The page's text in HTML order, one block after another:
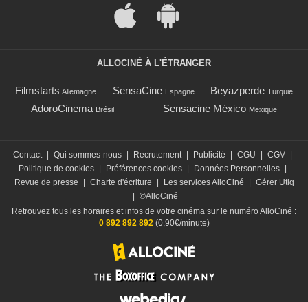
ALLOCINÉ À L'ÉTRANGER
Filmstarts Allemagne SensaCine Espagne Beyazperde Turquie
AdoroCinema Brésil Sensacine México Mexique
Contact Qui sommes-nous Recrutement Publicité CGU CGV
Politique de cookies
Préférences cookies Données Personnelles
Revue de presse
Charte d'écriture Les services AlloCiné
Gérer Utiq
©AlloCiné
Retrouvez tous les horaires et infos de votre cinéma sur le numéro AlloCiné :
0 892 892 892(0,90€/minute)